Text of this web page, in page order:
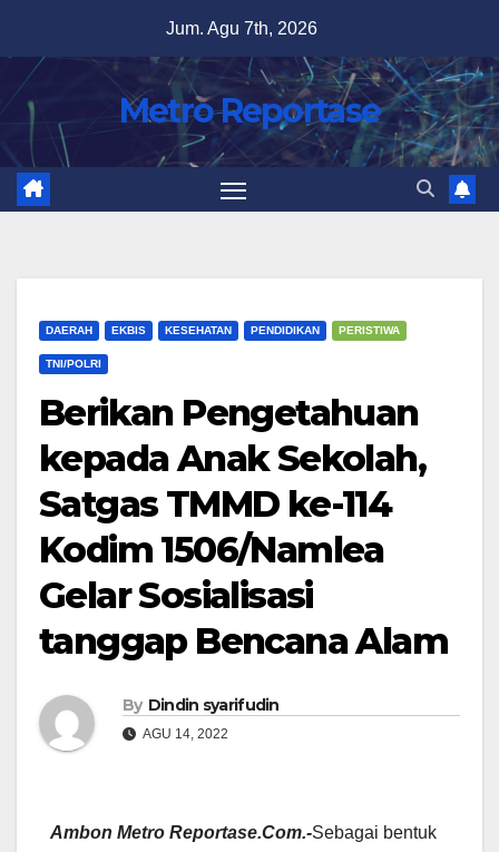
content
Jum. Agu 7th, 2026
Metro Reportase
DAERAH EKBIS KESEHATAN PENDIDIKAN PERISTIWA
TNI/POLRI
Berikan Pengetahuan
kepada Anak Sekolah,
Satgas TMMD ke-114
Kodim 1506/Namlea
Gelar Sosialisasi
tanggap Bencana Alam
By Dindin syarifudin
AGU 14, 2022
Ambon Metro Reportase.Com.-Sebagai bentuk